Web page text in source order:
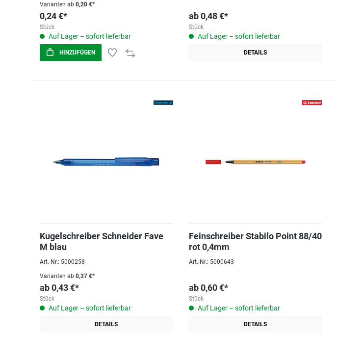
Varianten ab 0,20 €*
0,24 €*
Stück
Auf Lager – sofort lieferbar
HINZUFÜGEN
ab 0,48 €*
Stück
Auf Lager – sofort lieferbar
DETAILS
Kugelschreiber Schneider Fave
M blau
Art.-Nr.: 5000258
Varianten ab 0,37 €*
ab0,43 €*
Stück
Auf Lager – sofort lieferbar
DETAILS
Feinschreiber Stabilo Point 88/40
rot 0,4mm
Art.-Nr.: 5000643
ab 0,60 €*
Stück
Auf Lager – sofort lieferbar
DETAILS